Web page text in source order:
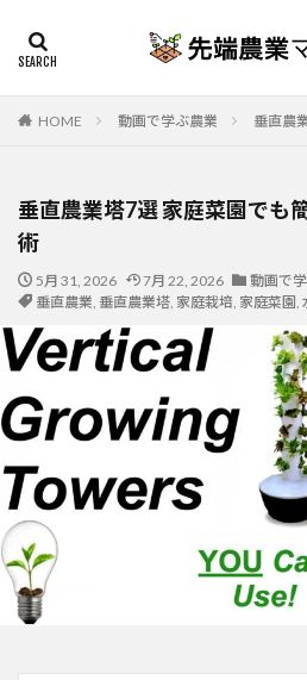
HOME 動画で学ぶ農業 垂直農
垂直農業塔7選 家庭菜園でも
術
5月 31, 2026 7月 22, 2026
動画で
垂直農業, 垂直農業塔, 家庭栽培, 家庭菜園,